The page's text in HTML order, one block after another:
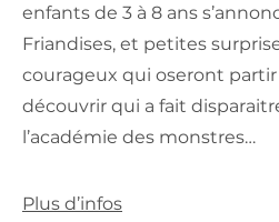
enfants de 3 à 8 ans
Friandises, et petites
courageux qui oseront
découvrir qui a fait
l’académie des monstres…
Plus d’infos